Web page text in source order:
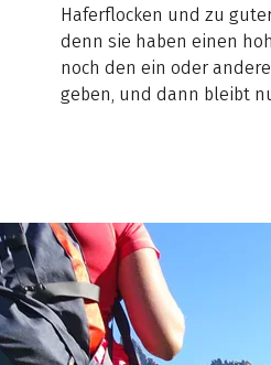
Haferflocken und zu
denn sie haben einen
noch den ein oder
geben, und dann bleibt